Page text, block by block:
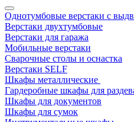
Однотумбовые верстаки с
Верстаки двухтумбовые
Верстаки для гаража
Мобильные верстаки
Сварочные столы и оснастка
Верстаки SELF
Шкафы металлические
Гардеробные шкафы для
Шкафы для документов
Шкафы для сумок